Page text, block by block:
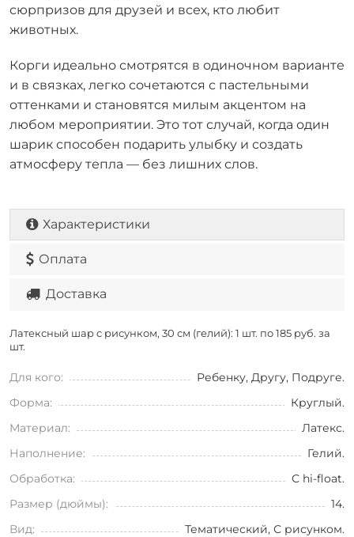
сюрпризов для друзей и всех, кто любит
животных.
Корги идеально смотрятся в одиночном варианте
и в связках, легко сочетаются с пастельными
оттенками и становятся милым акцентом на
любом мероприятии. Это тот случай, когда один
шарик способен подарить улыбку и создать
атмосферу тепла — без лишних слов.
Характеристики
Оплата
Доставка
Латексный шар с рисунком, 30 см (гелий): 1 шт. по 185 руб. за
шт.
Для кого:
Ребенку, Другу, Подруге.
Форма:
Круглый.
Материал:
Латекс.
Наполнение:
Гелий.
Обработка:
С hi-float.
Размер (дюймы):
14.
Вид:
Тематический, С рисунком.